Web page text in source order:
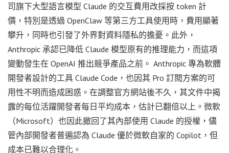
司旗下大型語言模型 Claude 的交互費用改採按 token 計
價，特別是透過 OpenClaw 等第三方工具使用時，費用顯著
攀升，同時也引發了外界對資料隱私的擔憂。此外，
Anthropic 承認已降低 Claude 模型原有的推理能力，而這項
變動發生在 OpenAI 推出競爭產品之前。 Anthropic 專為軟體
開發者設計的工具 Claude Code，也因其 Pro 訂閱方案的可
用性不明而造成困惑。在調整官方網站後不久，其文件中揭
露的每位活躍開發者每日平均成本，估計已翻倍以上。微軟
（Microsoft）也因此撤回了其內部使用 Claude 的授權，儘
管內部開發者普遍認為 Claude 優於微軟自家的 Copilot，但
成本已難以合理化。